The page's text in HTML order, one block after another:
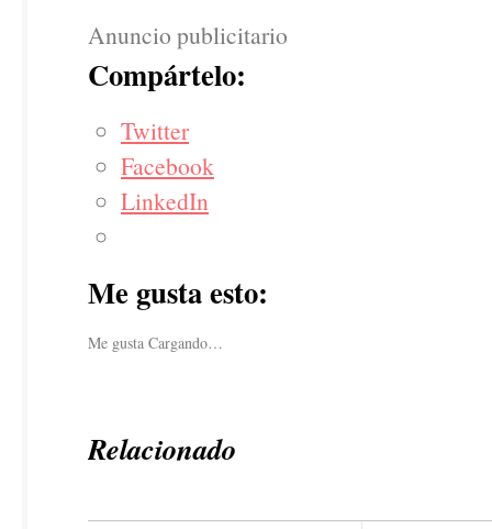
Anuncio publicitario
Compártelo:
Twitter
Facebook
LinkedIn
Me gusta esto:
Me gusta Cargando…
Relacionado